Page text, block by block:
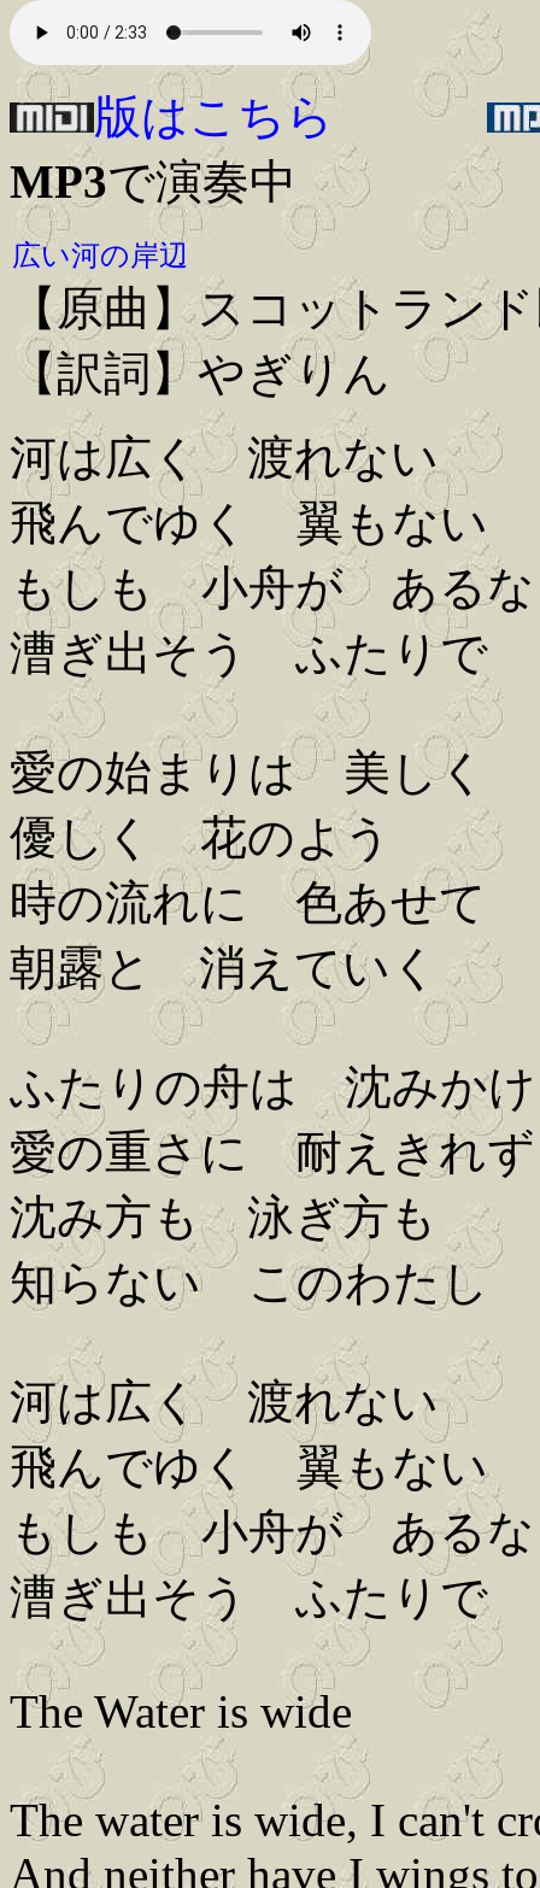
版はこちら
MP3で演奏中
広い河の岸辺
【原曲】スコットラン
【訳詞】やぎりん
河は広く 渡れない
飛んでゆく 翼もない
もしも 小舟が あるな
漕ぎ出そう ふたりで
愛の始まりは 美しく
優しく 花のよう
時の流れに 色あせて
朝露と 消えていく
ふたりの舟は 沈みか
愛の重さに 耐えきれず
沈み方も 泳ぎ方も
知らない このわたし
河は広く 渡れない
飛んでゆく 翼もない
もしも 小舟が あるな
漕ぎ出そう ふたりで
The Water is wide
The water is wide, I can't
And neither have I wings